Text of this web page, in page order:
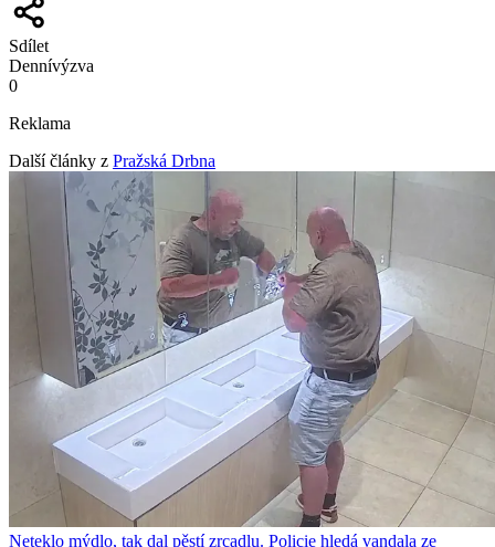
Sdílet
Dennívýzva
0
Reklama
Další články z Pražská Drbna
Neteklo mýdlo, tak dal pěstí zrcadlu. Policie hledá vandala ze